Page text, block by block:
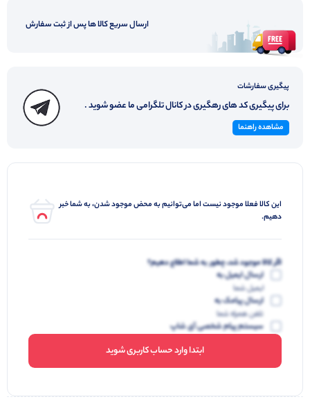
ارسال سریع کالا ها پس از ثبت سفارش
پیگیری سفارشات
برای پیگیری کد های رهگیری در کانال تلگرامی ما عضو شوید .
مشاهده راهنما
این کالا فعلا موجود نیست اما می‌توانیم به محض موجود شدن، به شما خبر
دهیم.
اگر کالا موجود شد، چطور به شما اطلاع دهیم؟
ارسال ایمیل به
ایمیل شما
ارسال پیامک به
تلفن همراه شما
سیستم پیام شخصی آی شاپ
ابتدا وارد حساب کاربری شوید